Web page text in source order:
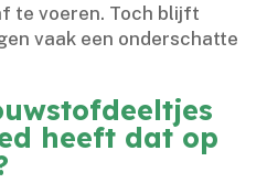
te voeren.​ Toch blijft
vaak een onderschatte
heeft dat op